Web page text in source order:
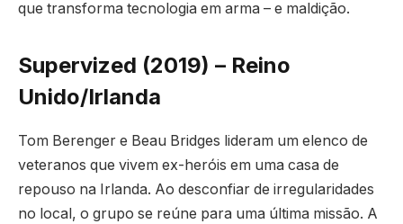
que transforma tecnologia em arma – e maldição.
Supervized (2019) – Reino
Unido/Irlanda
Tom Berenger e Beau Bridges lideram um elenco de
veteranos que vivem ex-heróis em uma casa de
repouso na Irlanda. Ao desconfiar de irregularidades
no local, o grupo se reúne para uma última missão. A